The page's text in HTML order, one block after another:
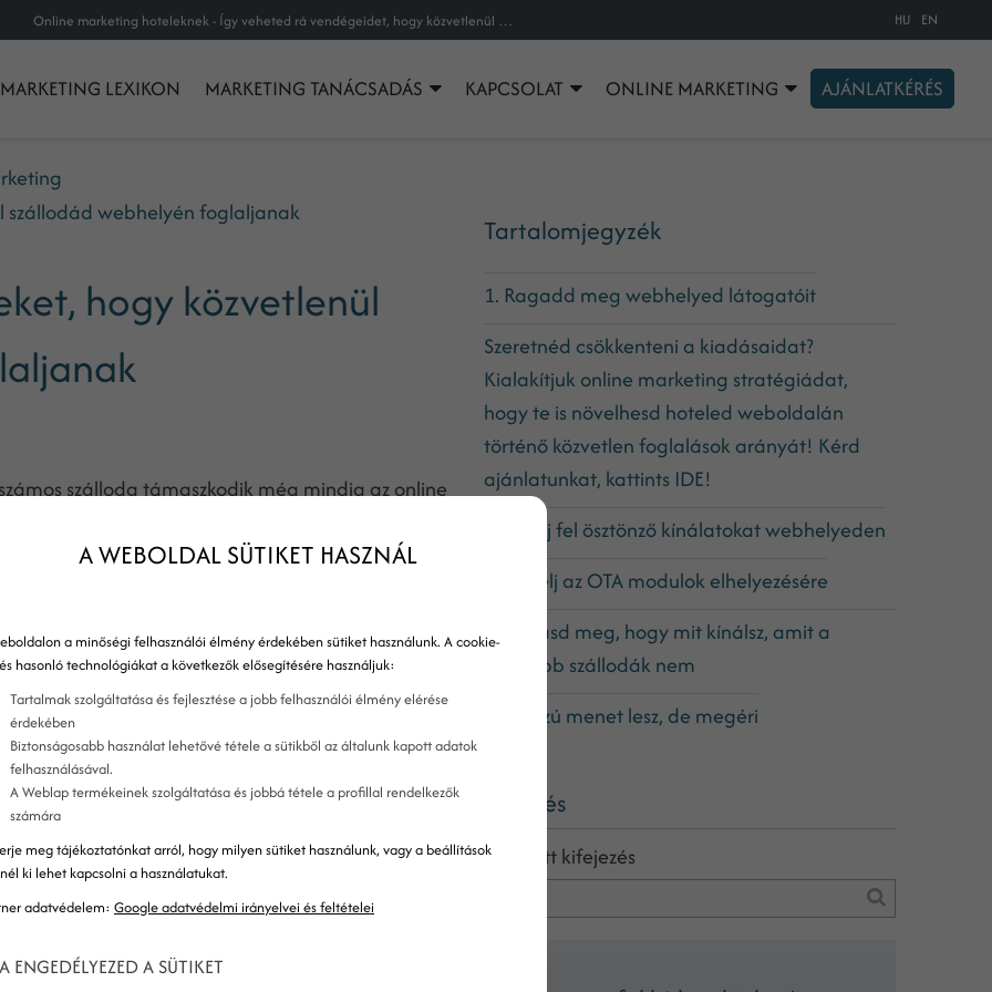
Online marketing hoteleknek - Így veheted rá vendégeidet, hogy közvetlenül weboldaladon keresztül foglaljanak szobát hoteledbe HU EN
MARKETING LEXIKON MARKETING TANÁCSADÁS KAPCSOLAT ONLINE MARKETING AJÁNLATKÉRÉS
szállodád webhelyén foglaljanak
hogy közvetlenül
szálloda támaszkodik még mindig az online
Szallas.hu stb, a szobafoglalásaik fellendítése
OTA-kon keresztül biztosítják a szobafoglalás
közvetlen lehetőség nincs erre. Ez azonban
Mert azok a vendégek, akik ilyen utazási
ügynökség ügyfelei maradnak, nem pedig a
általában súlyos közvetítői díjakat számolnak
kiesést jelenthet, ha vendégeid nagy része
rendszereknek kifizettett jutalékból,
fel, mely folyamatosan fenntartható
ne kelljen „saját magával” (egész pontosan
A következőkben erről lesz szó!
Tartalomjegyzék
1. Ragadd meg webhelyed látogatóit
Szeretnéd csökkenteni a kiadásaidat?
Kialakítjuk online marketing stratégiádat,
hogy te is növelhesd hoteled weboldalán
történő közvetlen foglalások arányát! Kérd
ajánlatunkat, kattints IDE!
2. Sorolj fel ösztönző kínálatokat webhelyeden
3. Ügyelj az OTA modulok elhelyezésére
4. Mutasd meg, hogy mit kínálsz, amit a
nagyobb szállodák nem
5. Hosszú menet lesz, de megéri
Keresés
Keresett kifejezés
A WEBOLDAL SÜTIKET HASZNÁL
a minőségi felhasználói élmény érdekében sütiket használunk. A cookie-
hasonló technológiákat a következők elősegítésére használjuk:
Tartalmak szolgáltatása és fejlesztése a jobb felhasználói élmény elérése
érdekében
Biztonságosabb használat lehetővé tétele a sütikből az általunk kapott adatok
felhasználásával.
A Weblap termékeinek szolgáltatása és jobbá tétele a profillal rendelkezők
számára
meg tájékoztatónkat arról, hogy milyen sütiket használunk, vagy a beállítások
ki lehet kapcsolni a használatukat.
adatvédelem: Google adatvédelmi irányelvei és feltételei
ENGEDÉLYEZED A SÜTIKET